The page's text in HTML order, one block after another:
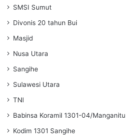
SMSI Sumut
Divonis 20 tahun Bui
Masjid
Nusa Utara
Sangihe
Sulawesi Utara
TNI
Babinsa Koramil 1301-04/Manganitu
Kodim 1301 Sangihe